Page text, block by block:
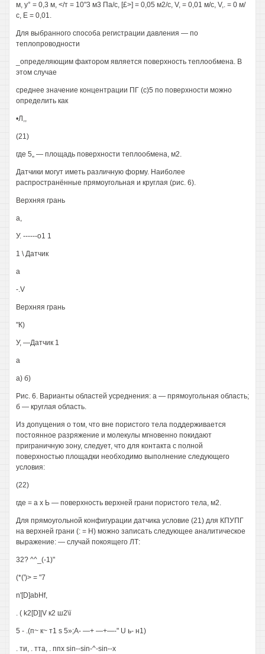
м, у° = 0,3 м, </т = 10"3 м3 Па/с, [£>] = 0,05 м2/с, V, = 0,01 м/с, V,. = 0 м/
с, Е = 0,01.
Для выбранного способа регистрации давления — по
теплопроводности
_определяющим фактором является поверхность теплообмена. В
этом случае
среднее значение концентрации ПГ (с)5 по поверхности можно
определить как
•Л,,
(21)
где 5„ — площадь поверхности теплообмена, м2.
Датчики могут иметь различную форму. Наиболее
распространённые прямоугольная и круглая (рис. 6).
Верхняя грань
а,
У. ------о1 1
1 \ Датчик
а
-.V
Верхняя грань
"К)
У, —Датчик 1
а
а) б)
Рис. 6. Варианты областей усреднения: а — прямоугольная область;
б — круглая область.
Из допущения о том, что вне пористого тела поддерживается
постоянное разряжение и молекулы мгновенно покидают
приграничную зону, следует, что для контакта с полной
поверхностью площадки необходимо выполнение следующего
условия:
(22)
где = а х Ь — поверхность верхней грани пористого тела, м2.
Для прямоугольной конфигурации датчика условие (21) для КПУПГ
на верхней грани (: = Н) можно записать следующее аналитическое
выражение: — случай покоящего ЛТ:
32? ^^_(-1)"
(*(')> = "7
n'[D]abHf,
. ( k2[D]|V к2 ш2\ї
5 - .(п~ к~ т1 s 5»;А- —+ —+—-" U ь- н1)
. ти, . тта, . ппх sin--sin-^-sin--х